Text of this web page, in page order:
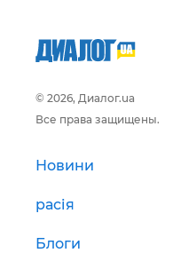
© 2026, Диалог.ua
Все права защищены.
Новини
расія
Блоги